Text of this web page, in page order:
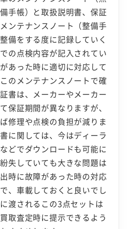
手帳）と取扱説明書、保証
ンテナンスノート（整備手
備をする度に記録していく
の点検内容が記入されてい
あった時に適切に対応して
のメンテナンスノートで確
書は、メーカーやメーカー
保証期間が異なりますが、
修理や点検の負担が減りま
に関しては、今はディーラ
どでダウンロードも可能に
失していても大きな問題は
時に故障があった時の対応
、車載しておくと良いでし
渡されるこの3点セットは
取査定時に提示できるよう